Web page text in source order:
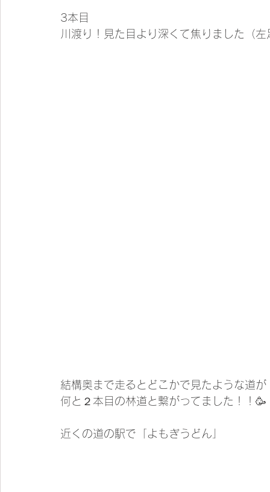
3本目
川渡り！見た目より深くて焦りました（
結構奥まで走るとどこかで見たような道が
何と２本目の林道と繋がってました！！🥳
近くの道の駅で「よもぎうどん」